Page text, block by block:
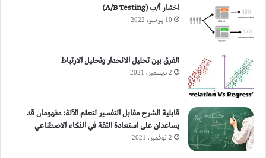
اختبار أ/ب (A/B Testing)
10 يونيو، 2022
الفرق بين تحليل الانحدار وتحليل الارتباط
2 ديسمبر، 2021
قابلية الشرح مقابل التفسير لتعلم الآلة: مفهومان قد
يساعدان على استعادة الثقة في الذكاء الاصطناعي
2 نوفمبر، 2021